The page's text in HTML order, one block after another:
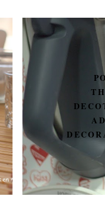
PON
DECOTMX.
DECORAR